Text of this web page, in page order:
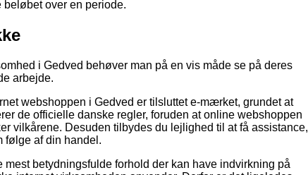
over en periode.
i Gedved behøver man på en vis måde se på deres
arbejde.
webshoppen i Gedved er tilsluttet e-mærket, grundet at
de officielle danske regler, foruden at online webshoppen
vilkårene. Desuden tilbydes du lejlighed til at få assistance,
følge af din handel.
betydningsfulde forhold der kan have indvirkning på